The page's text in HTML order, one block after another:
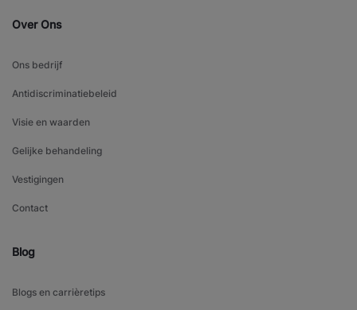
Over Ons
Ons bedrijf
Antidiscriminatiebeleid
Visie en waarden
Gelijke behandeling
Vestigingen
Contact
Blog
Blogs en carrièretips